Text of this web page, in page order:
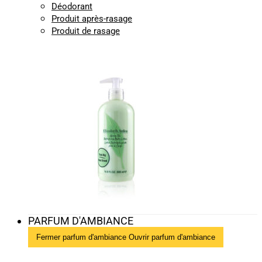
Déodorant
Produit après-rasage
Produit de rasage
PARFUM D'AMBIANCE
Fermer parfum d'ambiance Ouvrir parfum d'ambiance